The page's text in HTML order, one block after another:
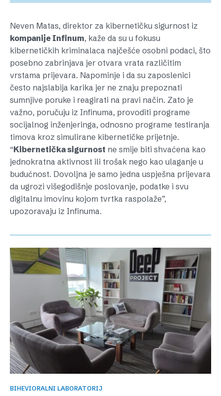
Neven Matas, direktor za kibernetičku sigurnost iz
kompanije Infinum, kaže da su u fokusu
kibernetičkih kriminalaca najčešće osobni podaci, što
posebno zabrinjava jer otvara vrata različitim
vrstama prijevara. Napominje i da su zaposlenici
često najslabija karika jer ne znaju prepoznati
sumnjive poruke i reagirati na pravi način. Zato je
važno, poručuju iz Infinuma, provoditi programe
socijalnog inženjeringa, odnosno programe testiranja
timova kroz simulirane kibernetičke prijetnje.
“Kibernetička sigurnost ne smije biti shvaćena kao
jednokratna aktivnost ili trošak nego kao ulaganje u
budućnost. Dovoljna je samo jedna uspješna prijevara
da ugrozi višegodišnje poslovanje, podatke i svu
digitalnu imovinu kojom tvrtka raspolaže”,
upozoravaju iz Infinuma.
BIHEVIORALNI LABORATORIJ